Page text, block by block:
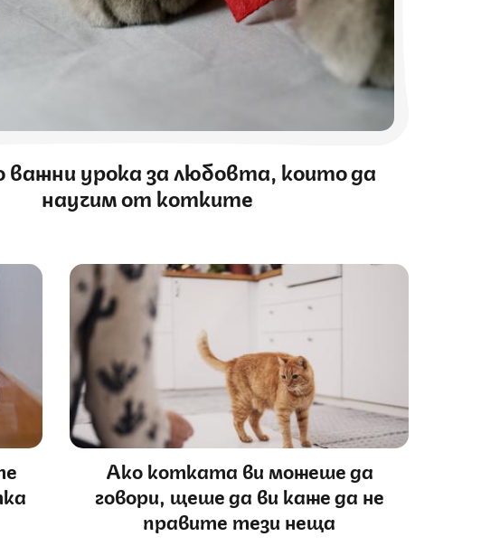
важни урока за любовта, които да
научим от котките
Ако котката ви можеше да
говори, щеше да ви каже да не
правите тези неща